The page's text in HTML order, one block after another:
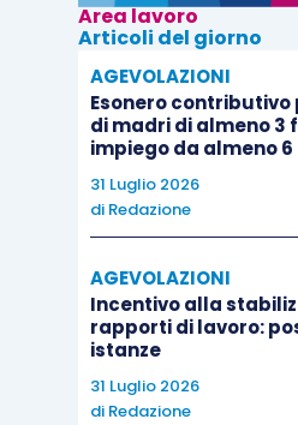
Area lavoro
Articoli del giorno
AGEVOLAZIONI
Esonero contributivo
di madri di almeno 3
impiego da almeno 6
31 Luglio 2026
di Redazione
AGEVOLAZIONI
Incentivo alla
rapporti di lavoro:
istanze
31 Luglio 2026
di Redazione